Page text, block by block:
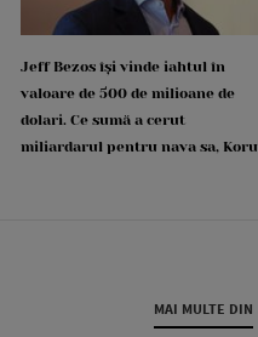
Jeff Bezos își vinde iahtul în
valoare de 500 de milioane de
dolari. Ce sumă a cerut
miliardarul pentru nava sa, Koru
MAI MULTE DIN